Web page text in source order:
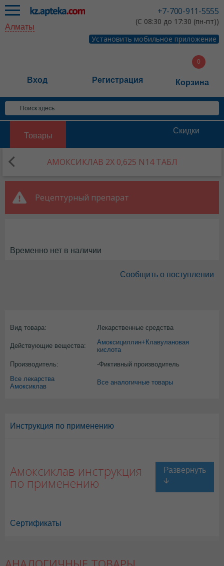
+7-700-911-5555
(С 08:30 до 17:30 (пн-пт))
Установить мобильное приложение
Алматы
Вход Регистрация Корзина
Товары
Скидки
АМОКСИКЛАВ 2Х 0,625 N14 ТАБЛ
Рецептурный препарат
Временно нет в наличии
Сообщить о поступлении
Вид товара: Лекарственные средства
Действующие вещества:
Амоксициллин+Клавулановая
кислота
Производитель:
-Фиктивный производитель
Все лекарства
Амоксиклав
Все аналогичные товары
Инструкция по применению
Амоксиклав инструкция
по применению
Амоксиклав в Астане Амоксиклав в Уральске
Сертификаты